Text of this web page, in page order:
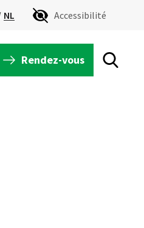
NL Accessibilité
Rendez-vous